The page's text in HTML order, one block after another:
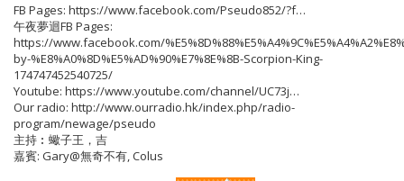
FB Pages: https://www.facebook.com/Pseudo852/?f…
午夜夢迴FB Pages:
https://www.facebook.com/
by-%E8%A0%8D%E5%AD%90%E7%8E%8B-Scorpion-King-
174747452540725/
Youtube: https://www.youtube.com/channel/UC73j…
Our radio: http://www.ourradio.hk/index.php/radio-
program/newage/pseudo
主持︰蠍子王，吉
嘉賓: Gary@無奇不有, Colus